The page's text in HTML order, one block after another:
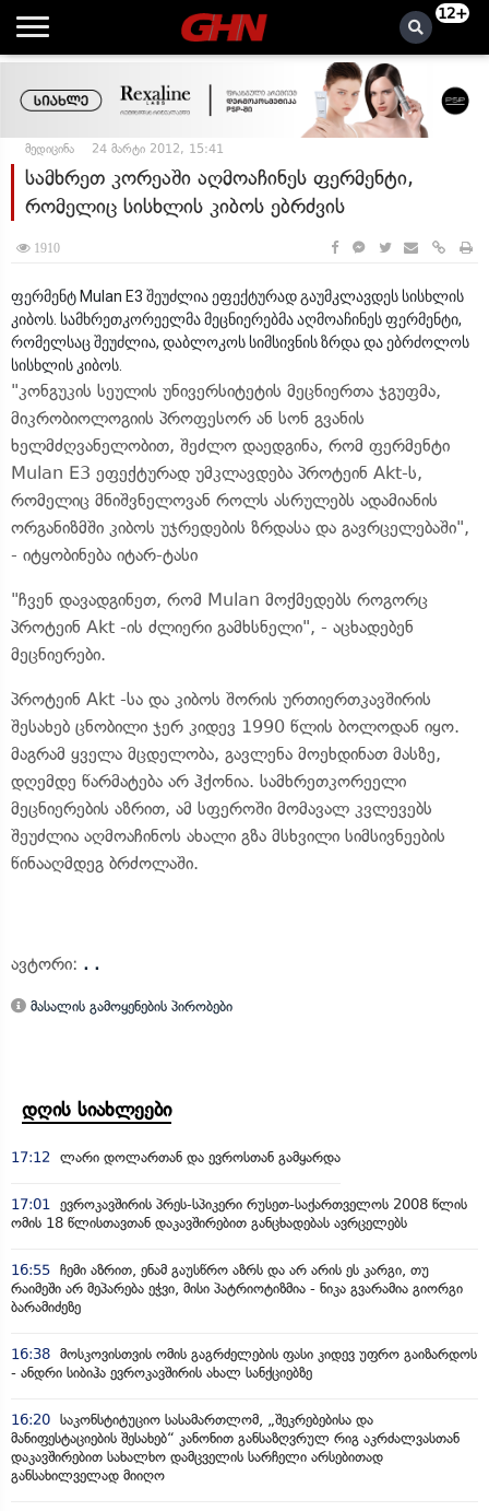
12+
მედიცინა 24 მარტი 2012, 15:41
სამხრეთ კორეაში აღმოაჩინეს ფერმენტი,
რომელიც სისხლის კიბოს ებრძვის
1910
ფერმენტ Mulan E3 შეუძლია ეფექტურად გაუმკლავდეს სისხლის
კიბოს. სამხრეთკორეელმა მეცნიერებმა აღმოაჩინეს ფერმენტი,
რომელსაც შეუძლია, დაბლოკოს სიმსივნის ზრდა და ებრძოლოს
სისხლის კიბოს.
"კონგუკის სეულის უნივერსიტეტის მეცნიერთა ჯგუფმა,
მიკრობიოლოგიის პროფესორ ან სონ გვანის
ხელმძღვანელობით, შეძლო დაედგინა, რომ ფერმენტი
Mulan E3 ეფექტურად უმკლავდება პროტეინ Akt-ს,
რომელიც მნიშვნელოვან როლს ასრულებს ადამიანის
ორგანიზმში კიბოს უჯრედების ზრდასა და გავრცელებაში",
- იტყობინება იტარ-ტასი
"ჩვენ დავადგინეთ, რომ Mulan მოქმედებს როგორც
პროტეინ Akt -ის ძლიერი გამხსნელი", - აცხადებენ
მეცნიერები.
პროტეინ Akt -სა და კიბოს შორის ურთიერთკავშირის
შესახებ ცნობილი ჯერ კიდევ 1990 წლის ბოლოდან იყო.
მაგრამ ყველა მცდელობა, გავლენა მოეხდინათ მასზე,
დღემდე წარმატება არ ჰქონია. სამხრეთკორეელი
მეცნიერების აზრით, ამ სფეროში მომავალ კვლევებს
შეუძლია აღმოაჩინოს ახალი გზა მსხვილი სიმსივნეების
წინააღმდეგ ბრძოლაში.
ავტორი: . .
მასალის გამოყენების პირობები
დღის სიახლეები
17:12 ლარი დოლართან და ევროსთან გამყარდა
17:01 ევროკავშირის პრეს-სპიკერი რუსეთ-საქართველოს 2008 წლის
ომის 18 წლისთავთან დაკავშირებით განცხადებას ავრცელებს
16:55 ჩემი აზრით, ენამ გაუსწრო აზრს და არ არის ეს კარგი, თუ
რაიმეში არ მეპარება ეჭვი, მისი პატრიოტიზმია - ნიკა გვარამია გიორგი
ბარამიძეზე
16:38 მოსკოვისთვის ომის გაგრძელების ფასი კიდევ უფრო გაიზარდოს
- ანდრი სიბიჰა ევროკავშირის ახალ სანქციებზე
16:20 საკონსტიტუციო სასამართლომ, „შეკრებებისა და
მანიფესტაციების შესახებ“ კანონით განსაზღვრულ რიგ აკრძალვასთან
დაკავშირებით სახალხო დამცველის სარჩელი არსებითად
განსახილველად მიიღო